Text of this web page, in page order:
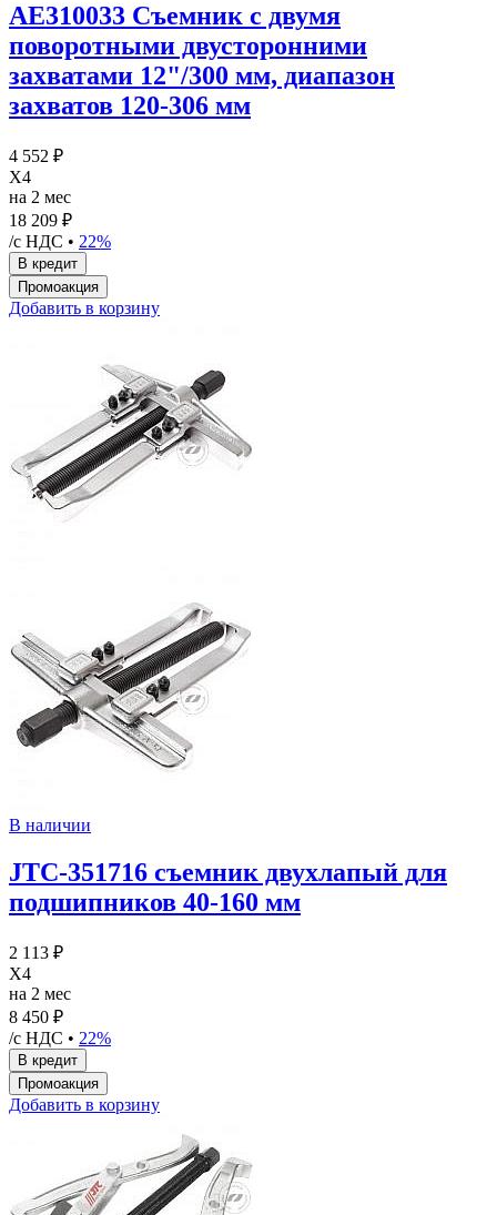
AE310033 Съемник с двумя
поворотными двусторонними
захватами 12"/300 мм, диапазон
захватов 120-306 мм
4 552 ₽
X4
на 2 мес
18 209 ₽
/с НДС • 22%
Добавить в корзину
В наличии
JTC-351716 съемник двухлапый для
подшипников 40-160 мм
2 113 ₽
X4
на 2 мес
8 450 ₽
/с НДС • 22%
Добавить в корзину